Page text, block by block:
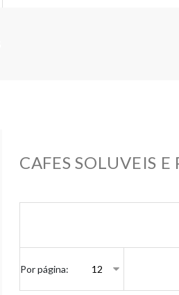
CAFES SOLUVEIS E
Por página: